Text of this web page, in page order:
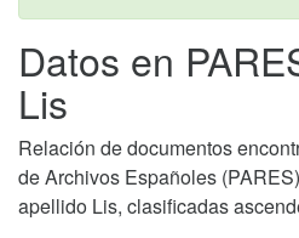
Datos en
Lis
Relación de documentos
de Archivos Españoles
apellido Lis, clasificadas